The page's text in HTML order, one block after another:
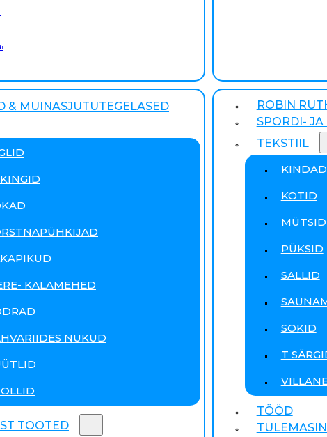
& MUINASJUTUTEGELASED
KALAMEHED
NUKUD
TOOTED
ROBIN
SPORDI-
TEKSTIIL
KINDAD
KOTID
MÜTSID
PÜKSID
SALLID
SOKID
T
TÖÖD